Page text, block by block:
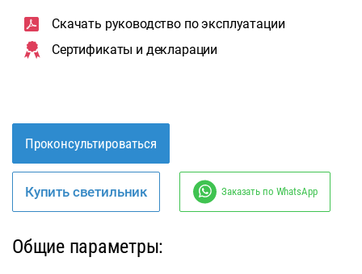
Скачать руководство по эксплуатации
Сертификаты и декларации
Проконсультироваться
Купить светильник Заказать по WhatsApp
Общие параметры: